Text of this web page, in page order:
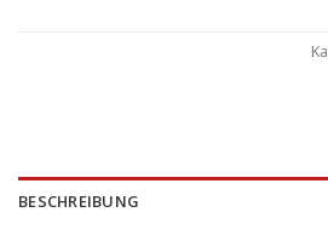
BESCHREIBUNG